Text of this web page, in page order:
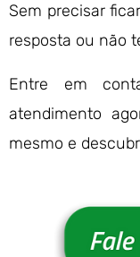
Sem precisar
resposta ou não
Entre em
atendimento
mesmo e